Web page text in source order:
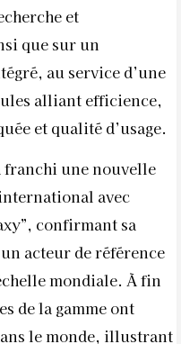
et
que sur un
au service d’une
alliant efficience,
et qualité d’usage.
franchi une nouvelle
avec
confirmant sa
acteur de référence
mondiale. À fin
de la gamme ont
le monde, illustrant